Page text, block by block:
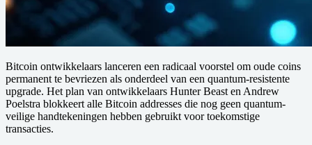
Bitcoin ontwikkelaars lanceren een radicaal voorstel om oude coins
permanent te bevriezen als onderdeel van een quantum-resistente
upgrade. Het plan van ontwikkelaars Hunter Beast en Andrew
Poelstra blokkeert alle Bitcoin addresses die nog geen quantum-
veilige handtekeningen hebben gebruikt voor toekomstige
transacties.